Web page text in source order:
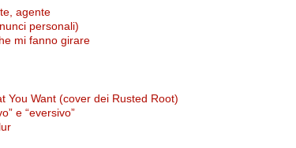
agente
personali)
mi fanno girare
You Want (cover dei Rusted Root)
e “eversivo”